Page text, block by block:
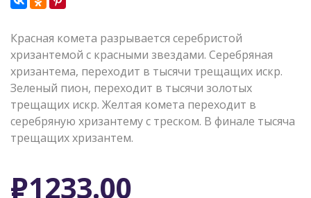
Красная комета разрывается серебристой
хризантемой с красными звездами. Серебряная
хризантема, переходит в тысячи трещащих искр.
Зеленый пион, переходит в тысячи золотых
трещащих искр. Желтая комета переходит в
серебряную хризантему с треском. В финале тысяча
трещащих хризантем.
Р1233.00